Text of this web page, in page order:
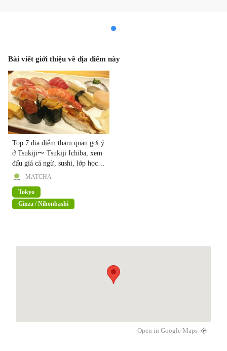
Bài viết giới thiệu về địa điểm này
Top 7 địa điểm tham quan gợi ý
ở Tsukiji〜 Tsukiji Ichiba, xem
đấu giá cá ngừ, sushi, lớp học
nấu ăn〜MATCHA
Tokyo
Ginza / Nihonbashi
Open in Google Maps